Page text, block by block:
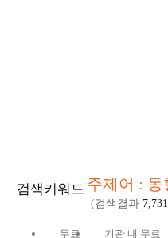
검색키워드 주제어 : 동
(검색결과 7,731
무료
기관 내 무료